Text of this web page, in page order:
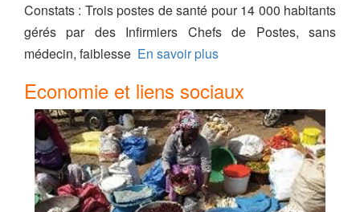
Constats : Trois postes de santé pour 14 000 habitants
gérés par des Infirmiers Chefs de Postes, sans
médecin, faiblesse En savoir plus
Economie et liens sociaux